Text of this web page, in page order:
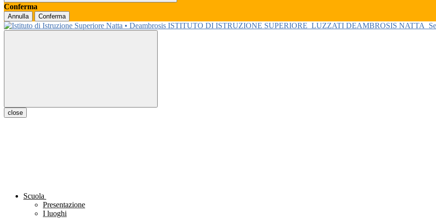
Conferma
Annulla Conferma
ISTITUTO DI ISTRUZIONE SUPERIORE LUZZATI DEAMBROSIS NATTA
close
Scuola
Presentazione
I luoghi